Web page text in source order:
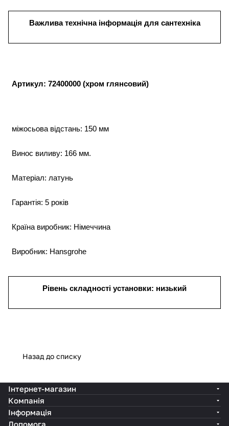
Важлива технічна інформація для сантехніка
Артикул: 72400000 (хром глянсовий)
міжосьова відстань: 150 мм
Винос виливу: 166 мм.
Матеріал: латунь
Гарантія: 5 років
Країна виробник: Німеччина
Виробник: Hansgrohe
Рівень складності установки: низький
Назад до списку
Інтернет-магазин
Компанія
Інформація
Допомога